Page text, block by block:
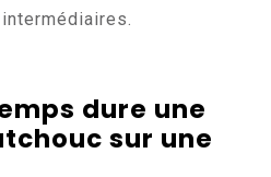
dure une
sur une